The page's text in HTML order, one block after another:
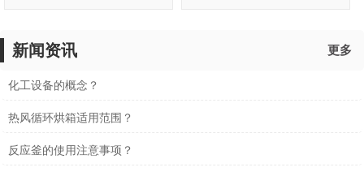
新闻资讯 更多
化工设备的概念？
热风循环烘箱适用范围？
反应釜的使用注意事项？